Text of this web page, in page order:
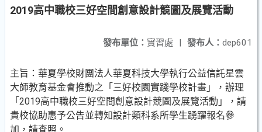
2019高中職校三好空間創意設計競圖及展覽活動
發布人： dep601
發布單位： 實習處 |
主旨：華夏學校財團法人華夏科技大學執行公益信託星雲
大師教育基金會推動之「三好校園實踐學校計畫」，辦理
「2019高中職校三好空間創意設計競圖及展覽活動」，請
貴校協助惠予公告並轉知設計類科系所學生踴躍報名參
加，請查照。